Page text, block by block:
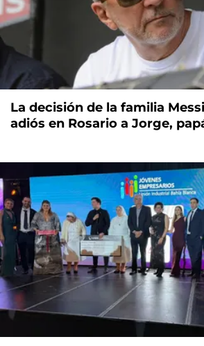
La decisión de la familia
adiós en Rosario a Jorge,